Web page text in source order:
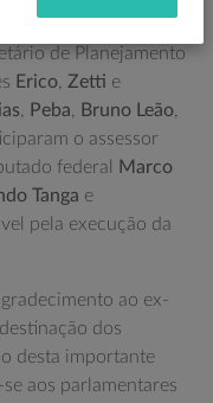
de Planejamento
Erico Zetti e
Peba Bruno Leão
o assessor
federal
Marco
Tanga e
pela execução da
ao ex-
destinação dos
desta importante
aos parlamentares